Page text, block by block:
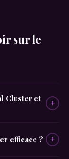
sur le
Cluster et
+
efficace ? +